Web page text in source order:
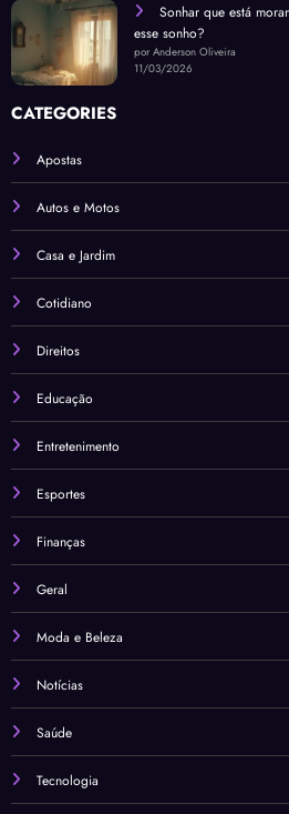
Sonhar que está
esse sonho?
por Anderson Oliveira
11/03/2026
CATEGORIES
Apostas
Autos e Motos
Casa e Jardim
Cotidiano
Direitos
Educação
Entretenimento
Esportes
Finanças
Geral
Moda e Beleza
Notícias
Saúde
Tecnologia